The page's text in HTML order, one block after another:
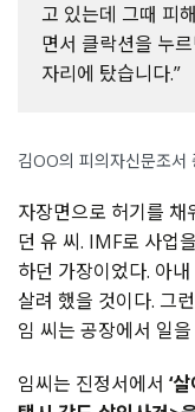
고 있는데 그때 피
면서 클락션을 누
자리에 탔습니다.”
김OO의 피의자신문조
자장면으로 허기를 채
던 유 씨. IMF로 사업을
하던 가장이었다. 아내
살려 했을 것이다. 그
임 씨는 공장에서 일을
임씨는 진정서에서 ‘살